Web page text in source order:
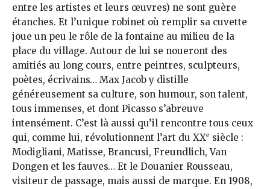
entre les artistes et leurs œuvres) ne sont guère
étanches. Et l’unique robinet où remplir sa cuvette
joue un peu le rôle de la fontaine au milieu de la
place du village. Autour de lui se noueront des
amitiés au long cours, entre peintres, sculpteurs,
poètes, écrivains… Max Jacob y distille
généreusement sa culture, son humour, son talent,
tous immenses, et dont Picasso s’abreuve
intensément. C’est là aussi qu’il rencontre tous ceux
qui, comme lui, révolutionnent l’art du XXe siècle :
Modigliani, Matisse, Brancusi, Freundlich, Van
Dongen et les fauves… Et le Douanier Rousseau,
visiteur de passage, mais aussi de marque. En 1908,